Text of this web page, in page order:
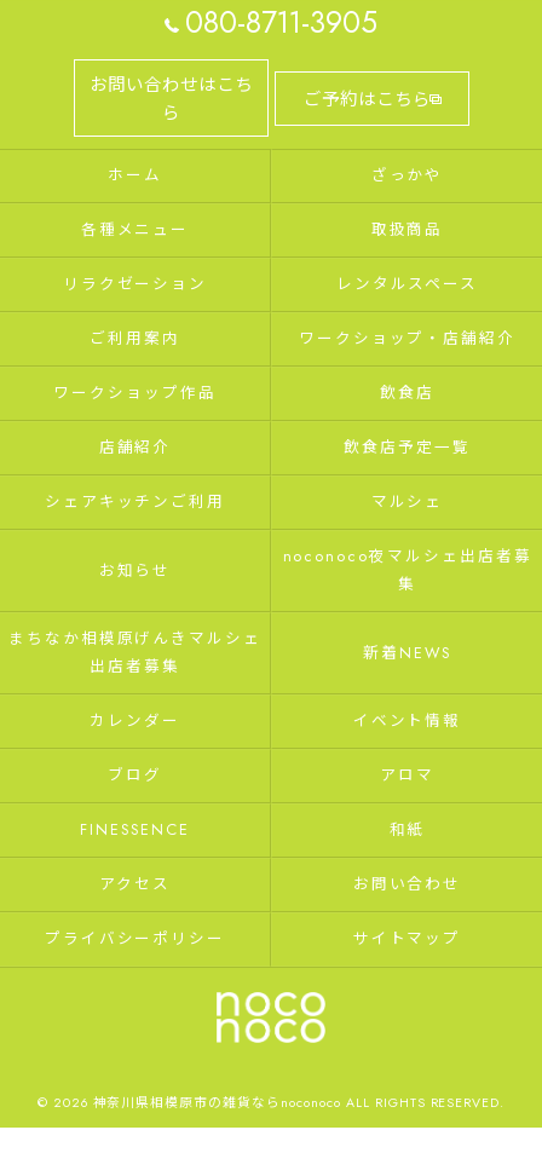
080-8711-3905
お問い合わせはこち
ら
ご予約はこちら
ホーム ざっかや
各種メニュー 取扱商品
リラクゼーション レンタルスペース
ご利用案内 ワークショップ・店舗紹介
ワークショップ作品 飲食店
店舗紹介 飲食店予定一覧
シェアキッチンご利用 マルシェ
お知らせ
noconoco夜マルシェ出店者募
集
まちなか相模原げんきマルシェ
出店者募集
新着NEWS
カレンダー イベント情報
ブログ アロマ
FINESSENCE 和紙
アクセス お問い合わせ
プライバシーポリシー サイトマップ
© 2026 神奈川県相模原市の雑貨ならnoconoco ALL RIGHTS RESERVED.